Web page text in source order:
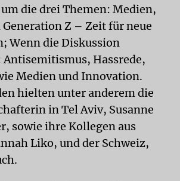
die drei Themen: Medien,
Z – Zeit für neue
Wenn die Diskussion
Antisemitismus, Hassrede,
Medien und Innovation.
hielten unter anderem die
in Tel Aviv, Susanne
sowie ihre Kollegen aus
Liko, und der Schweiz,